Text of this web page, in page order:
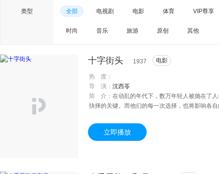
类型 全部 电视剧 电影 体育 VIP尊享
时尚 音乐 旅游 原创 其他
十字街头 1937 电影
热 度：
导 演： 沈西苓
简 介： 在动乱的年代下，数万年轻人被抛在了
抉择的关键。而他们的每一次选择，也将影响各
空有一身才学却无法在乱世找到自己的位置。绝
到一份工作。在一次冲突中，老赵结识了在纱
立即播放